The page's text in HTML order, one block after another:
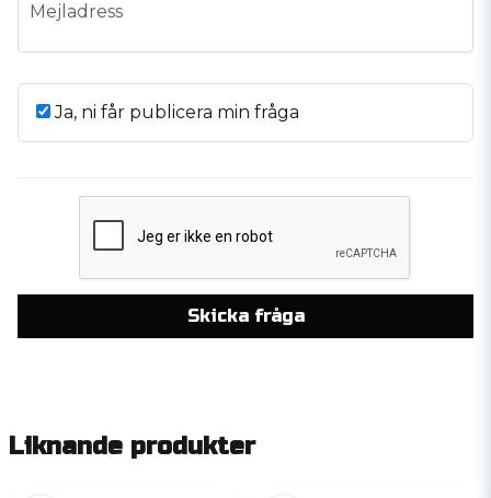
Mejladress
Ja, ni får publicera min fråga
Skicka fråga
Liknande produkter